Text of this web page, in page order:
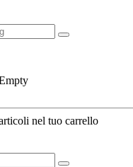
nel tuo carrello